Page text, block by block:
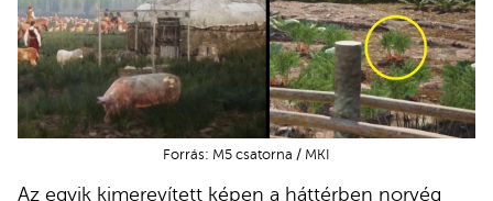
Forrás: M5 csatorna / MKI
Az egyik kimerevített képen a háttérben norvég